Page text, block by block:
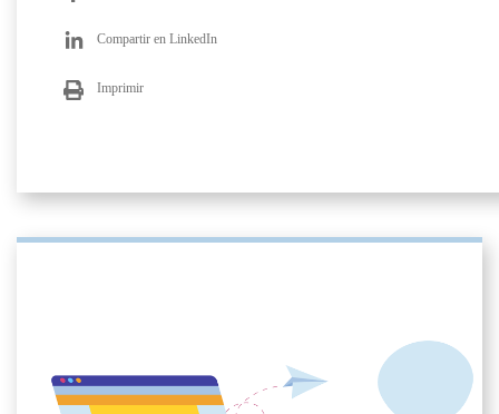
Compartir en LinkedIn
Imprimir